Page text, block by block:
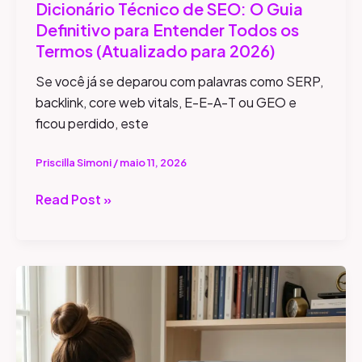
Dicionário Técnico de SEO: O Guia
Definitivo para Entender Todos os
Termos (Atualizado para 2026)
Se você já se deparou com palavras como SERP,
backlink, core web vitals, E-E-A-T ou GEO e
ficou perdido, este
Priscilla Simoni/maio 11, 2026
para
2026)
Read Post »
Fim